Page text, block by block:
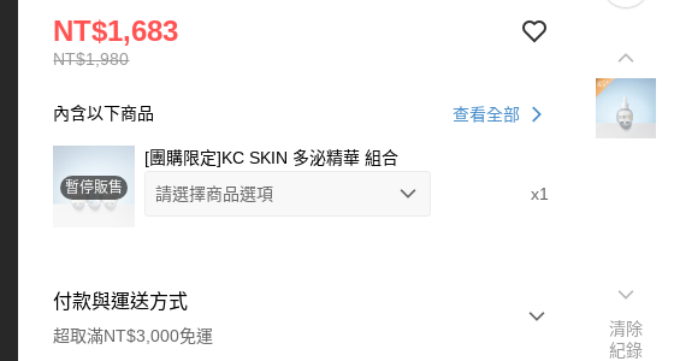
NT$1,980
NT$1,683
內含以下商品 查看全部
暫停販售
[團購限定]KC SKIN 多泌精華 組合
請選擇商品選項
x1
付款與運送方式
超取滿NT$3,000免運
清除
紀錄